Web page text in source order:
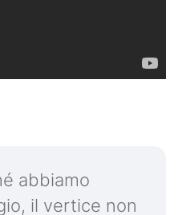
abbiamo
il vertice non